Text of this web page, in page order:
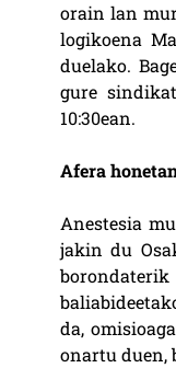
orain lan
logikoena
duelako.
gure
10:30ean.
Afera
Anestesia
jakin du
da,
onartu duen,